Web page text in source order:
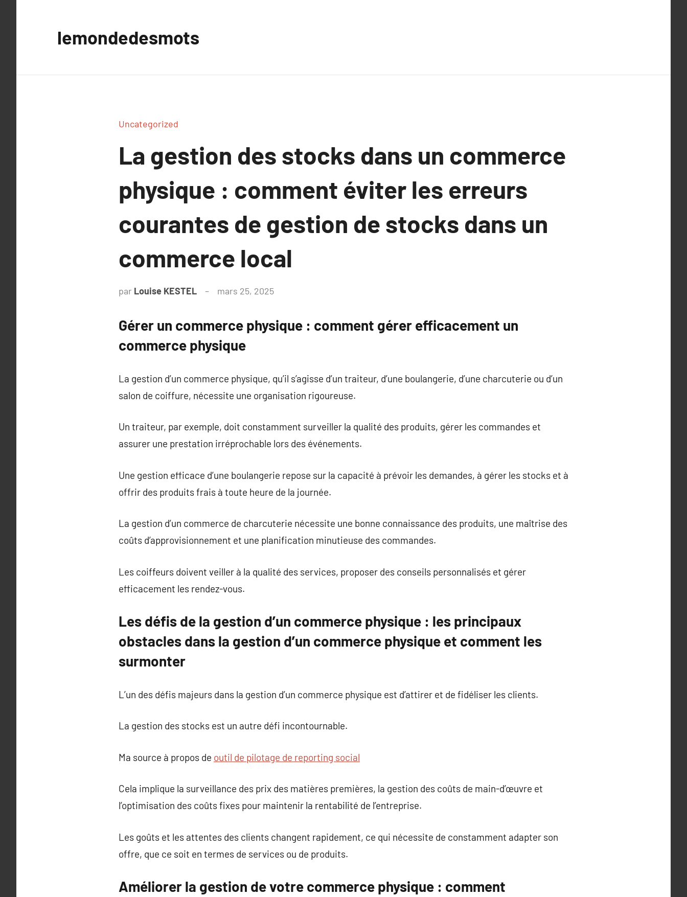
lemondedesmots
Uncategorized
La gestion des stocks dans un commerce
physique : comment éviter les erreurs
courantes de gestion de stocks dans un
commerce local
par Louise KESTEL mars 25, 2025
Gérer un commerce physique : comment gérer efficacement un
commerce physique
La gestion d’un commerce physique, qu’il s’agisse d’un traiteur, d’une boulangerie, d’une charcuterie ou d’un
salon de coiffure, nécessite une organisation rigoureuse.
Un traiteur, par exemple, doit constamment surveiller la qualité des produits, gérer les commandes et
assurer une prestation irréprochable lors des événements.
Une gestion efficace d’une boulangerie repose sur la capacité à prévoir les demandes, à gérer les stocks et à
offrir des produits frais à toute heure de la journée.
La gestion d’un commerce de charcuterie nécessite une bonne connaissance des produits, une maîtrise des
coûts d’approvisionnement et une planification minutieuse des commandes.
Les coiffeurs doivent veiller à la qualité des services, proposer des conseils personnalisés et gérer
efficacement les rendez-vous.
Les défis de la gestion d’un commerce physique : les principaux
obstacles dans la gestion d’un commerce physique et comment les
surmonter
L’un des défis majeurs dans la gestion d’un commerce physique est d’attirer et de fidéliser les clients.
La gestion des stocks est un autre défi incontournable.
Ma source à propos de outil de pilotage de reporting social
Cela implique la surveillance des prix des matières premières, la gestion des coûts de main-d’œuvre et
l’optimisation des coûts fixes pour maintenir la rentabilité de l’entreprise.
Les goûts et les attentes des clients changent rapidement, ce qui nécessite de constamment adapter son
offre, que ce soit en termes de services ou de produits.
Améliorer la gestion de votre commerce physique : comment